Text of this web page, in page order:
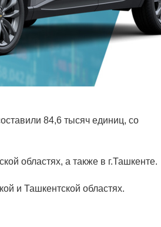
84,6 тысяч единиц, со
областях, а также в г.Ташкенте.
и Ташкентской областях.